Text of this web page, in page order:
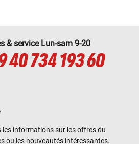
& service Lun-sam 9-20
40 734 193 60
les informations sur les offres du
ou les nouveautés intéressantes.